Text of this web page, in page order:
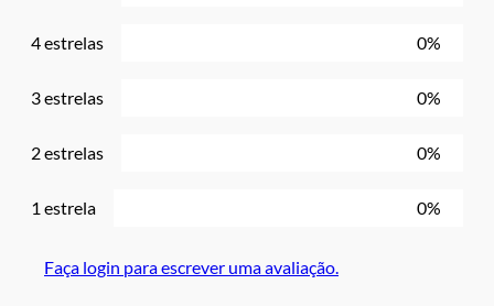
4 estrelas 0%
3 estrelas 0%
2 estrelas 0%
1 estrela 0%
Faça login para escrever uma avaliação.